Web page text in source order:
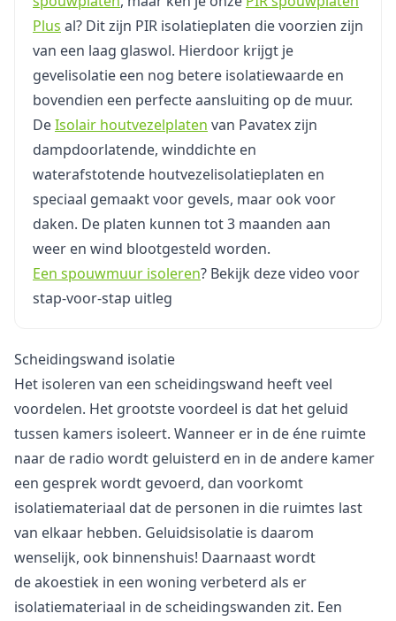
Plus al? Dit zijn PIR isolatieplaten die voorzien zijn
van een laag glaswol. Hierdoor krijgt je
gevelisolatie een nog betere isolatiewaarde en
bovendien een perfecte aansluiting op de muur.
DeIsolair houtvezelplaten van Pavatex zijn
dampdoorlatende, winddichte en
waterafstotende houtvezelisolatieplaten en
speciaal gemaakt voor gevels, maar ook voor
daken. De platen kunnen tot 3 maanden aan
weer en wind blootgesteld worden.
Een spouwmuur isoleren? Bekijk deze video voor
stap-voor-stap uitleg
Scheidingswand isolatie
Het isoleren van een scheidingswand heeft veel
voordelen. Het grootste voordeel is dat het geluid
tussen kamers isoleert. Wanneer er in de éne ruimte
naar de radio wordt geluisterd en in de andere kamer
een gesprek wordt gevoerd, dan voorkomt
isolatiemateriaal dat de personen in die ruimtes last
van elkaar hebben. Geluidsisolatie is daarom
wenselijk, ook binnenshuis! Daarnaast wordt
de akoestiek in een woning verbeterd als er
isolatiemateriaal in de scheidingswanden zit. Een